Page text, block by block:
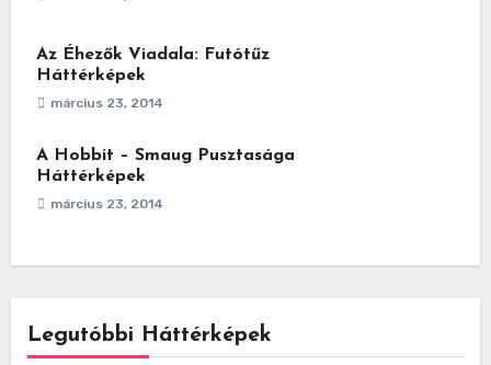
Az Éhezők Viadala: Futótűz
Háttérképek
március 23, 2014
A Hobbit – Smaug Pusztasága
Háttérképek
március 23, 2014
Legutóbbi Háttérképek